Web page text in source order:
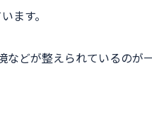
ます。
どが整えられているのが一